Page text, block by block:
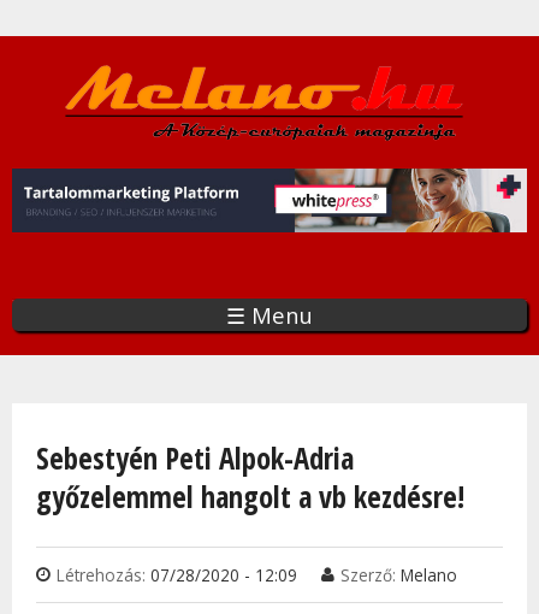
a
tartalomra
☰ Menu
Sebestyén Peti Alpok-Adria
győzelemmel hangolt a vb kezdésre!
Létrehozás: 07/28/2020 - 12:09 Szerző: Melano